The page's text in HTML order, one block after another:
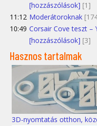
[hozzászólások] [1]
11:12 Moderátoroknak
10:49 Corsair Cove teszt –
[hozzászólások] [3]
Hasznos tartalmak
3D-nyomtatás otthon,